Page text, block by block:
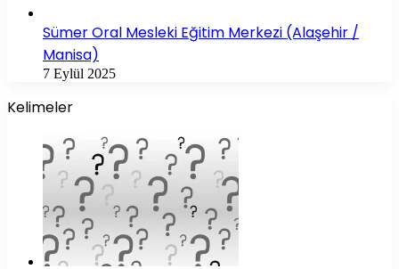
Sümer Oral Mesleki Eğitim Merkezi (Alaşehir /
Manisa)
7 Eylül 2025
Kelimeler